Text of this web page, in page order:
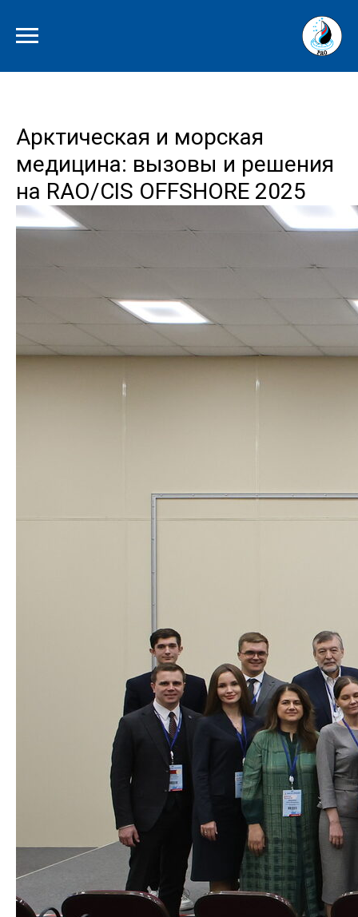
Арктическая и морская
медицина: вызовы и решения
на RAO/CIS OFFSHORE 2025